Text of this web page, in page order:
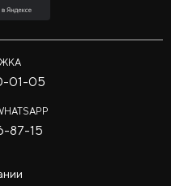
01-05
87-15